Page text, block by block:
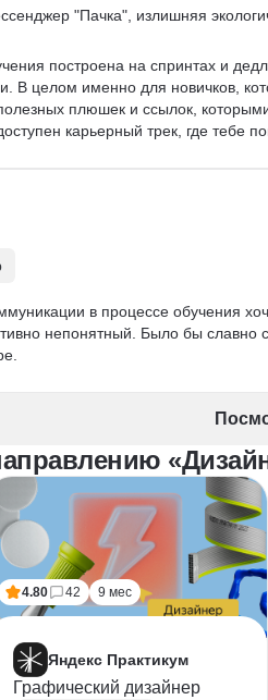
"Пачка", излишняя
построена на спринтах и
В целом именно для новичков,
плюшек и ссылок,
карьерный трек, где тебе
в процессе обучения
непонятный. Было бы славно
4.80 42 9 мес
Яндекс Практикум
Графический дизайнер